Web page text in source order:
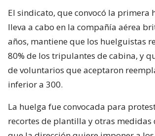
El sindicato, que convocó la primera
lleva a cabo en la compañía aérea
años, mantiene que los huelguistas
80% de los tripulantes de cabina, y
de voluntarios que aceptaron
inferior a 300.
La huelga fue convocada para
recortes de plantilla y otras medidas